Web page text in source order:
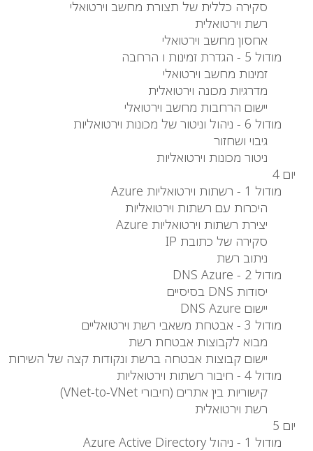
סקירה כללית של תצורת מחשב וירטואלי
רשת וירטואלית
אחסון מחשב וירטואלי
מודול 5 - הגדרת זמינות ו הרחבה
זמינות מחשב וירטואלי
מדרגיות מכונה וירטואלית
יישום הרחבות מחשב וירטואלי
מודול 6 - ניהול וניטור של מכונות וירטואליות
גיבוי ושחזור
ניטור מכונות וירטואליות
יום 4
מודול 1 - רשתות וירטואליות Azure
היכרות עם רשתות וירטואליות
יצירת רשתות וירטואליות Azure
סקירה של כתובת IP
ניתוב רשת
מודול 2 - DNS Azure
יסודות DNS בסיסיים
יישום DNS Azure
מודול 3 - אבטחת משאבי רשת וירטואליים
מבוא לקבוצות אבטחת רשת
יישום קבוצות אבטחה ברשת ונקודות קצה של השירות
מודול 4 - חיבור רשתות וירטואליות
קישוריות בין אתרים (חיבורי VNet-to-VNet)
רשת וירטואלית
יום 5
מודול 1 - ניהול Azure Active Directory